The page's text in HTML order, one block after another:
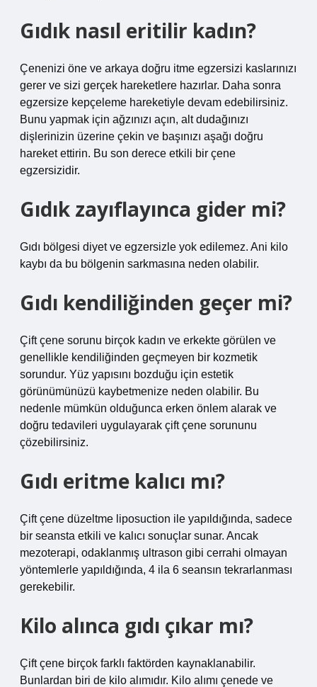
Gıdık nasıl eritilir kadın?
Çenenizi öne ve arkaya doğru itme egzersizi kaslarınızı
gerer ve sizi gerçek hareketlere hazırlar. Daha sonra
egzersize kepçeleme hareketiyle devam edebilirsiniz.
Bunu yapmak için ağzınızı açın, alt dudağınızı
dişlerinizin üzerine çekin ve başınızı aşağı doğru
hareket ettirin. Bu son derece etkili bir çene
egzersizidir.
Gıdık zayıflayınca gider mi?
Gıdı bölgesi diyet ve egzersizle yok edilemez. Ani kilo
kaybı da bu bölgenin sarkmasına neden olabilir.
Gıdı kendiliğinden geçer mi?
Çift çene sorunu birçok kadın ve erkekte görülen ve
genellikle kendiliğinden geçmeyen bir kozmetik
sorundur. Yüz yapısını bozduğu için estetik
görünümünüzü kaybetmenize neden olabilir. Bu
nedenle mümkün olduğunca erken önlem alarak ve
doğru tedavileri uygulayarak çift çene sorununu
çözebilirsiniz.
Gıdı eritme kalıcı mı?
Çift çene düzeltme liposuction ile yapıldığında, sadece
bir seansta etkili ve kalıcı sonuçlar sunar. Ancak
mezoterapi, odaklanmış ultrason gibi cerrahi olmayan
yöntemlerle yapıldığında, 4 ila 6 seansın tekrarlanması
gerekebilir.
Kilo alınca gıdı çıkar mı?
Çift çene birçok farklı faktörden kaynaklanabilir.
Bunlardan biri de kilo alımıdır. Kilo alımı çenede ve